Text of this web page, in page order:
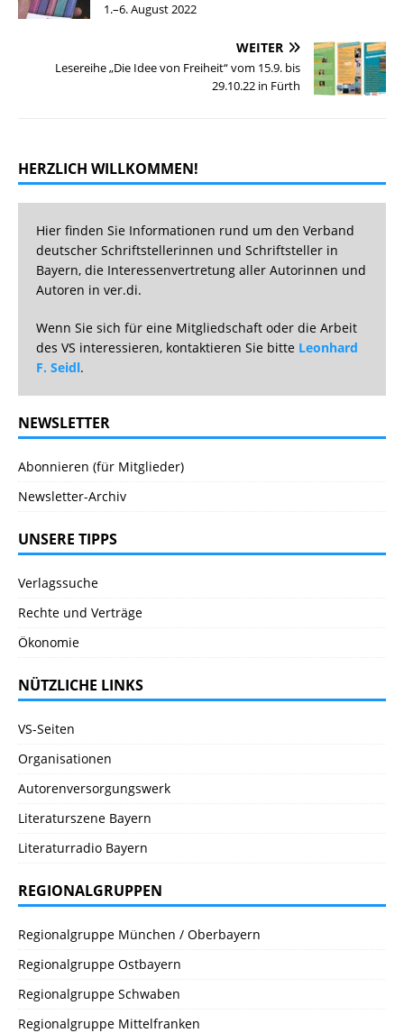
1.–6. August 2022
WEITER
Lesereihe „Die Idee von Freiheit“ vom 15.9. bis
29.10.22 in Fürth
HERZLICH WILLKOMMEN!
Hier finden Sie Informationen rund um den Verband
deutscher Schriftstellerinnen und Schriftsteller in
Bayern, die Interessenvertretung aller Autorinnen und
Autoren in ver.di.
Wenn Sie sich für eine Mitgliedschaft oder die Arbeit
des VS interessieren, kontaktieren Sie bitte Leonhard
F. Seidl.
NEWSLETTER
Abonnieren (für Mitglieder)
Newsletter-Archiv
UNSERE TIPPS
Verlagssuche
Rechte und Verträge
Ökonomie
NÜTZLICHE LINKS
VS-Seiten
Organisationen
Autorenversorgungswerk
Literaturszene Bayern
Literaturradio Bayern
REGIONALGRUPPEN
Regionalgruppe München / Oberbayern
Regionalgruppe Ostbayern
Regionalgruppe Schwaben
Regionalgruppe Mittelfranken